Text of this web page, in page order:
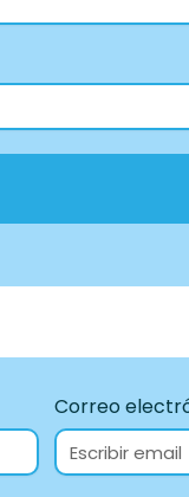
Correo